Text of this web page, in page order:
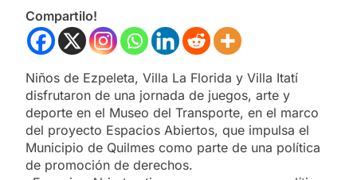
Compartilo!
Niños de Ezpeleta, Villa La Florida y Villa Itatí
disfrutaron de una jornada de juegos, arte y
deporte en el Museo del Transporte, en el marco
del proyecto Espacios Abiertos, que impulsa el
Municipio de Quilmes como parte de una política
de promoción de derechos.